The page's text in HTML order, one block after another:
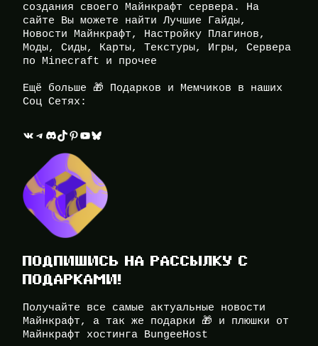
создания своего Майнкрафт сервера. На
сайте Вы можете найти Лучшие Гайды,
Новости Майнкрафт, Настройку Плагинов,
Моды, Сиды, Карты, Текстуры, Игры, Сервера
по Minecraft и прочее
Ещё больше 🎁 Подарков и Мемчиков в наших
Соц Сетях:
ВКонтакте Telegram Discord TikTok Pinterest YouTube Bluesky
ПОДПИШИСЬ НА РАССЫЛКУ С
ПОДАРКАМИ!
Получайте все самые актуальные новости
Майнкрафт, а так же подарки 🎁 и плюшки от
Майнкрафт хостинга BungeeHost